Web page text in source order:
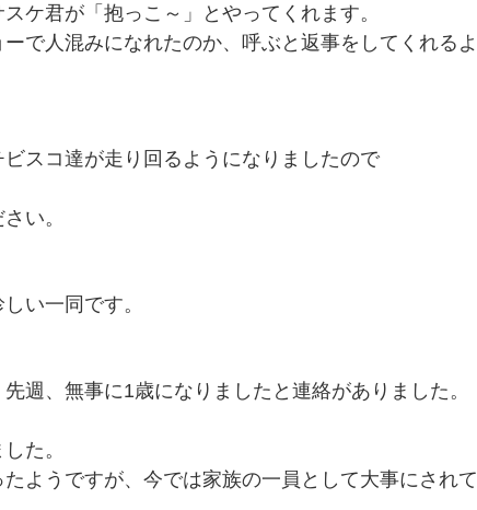
ケ君が「抱っこ～」とやってくれます。
で人混みになれたのか、呼ぶと返事をしてくれるよ
スコ達が走り回るようになりましたので
い。
い一同です。
週、無事に1歳になりましたと連絡がありました。
た。
ようですが、今では家族の一員として大事にされて